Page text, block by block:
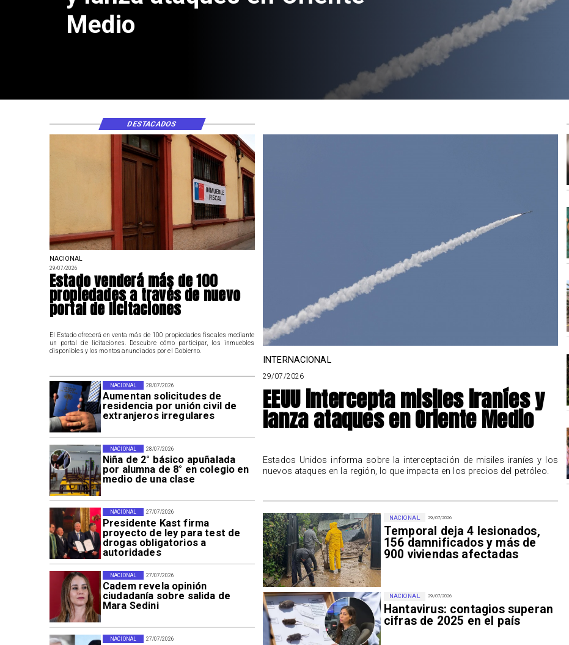
Medio
28/07/2026
Aumentan solicitudes de
residencia por unión civil de
extranjeros irregulares
NACIONAL
28/07/2026
Niña de 2° básico apuñalada
por alumna de 8° en colegio en
medio de una clase
NACIONAL
27/07/2026
Presidente Kast firma
proyecto de ley para test de
drogas obligatorios a
autoridades
NACIONAL
27/07/2026
Cadem revela opinión
ciudadanía sobre salida de
Mara Sedini
NACIONAL
27/07/2026
NACIONAL
29/07/2026
Temporal deja 4 lesionados,
156 damnificados y más de
900 viviendas afectadas
NACIONAL
29/07/2026
Hantavirus: contagios superan
cifras de 2025 en el país
NACIONAL
NACIONAL
29/07/2026
Estado venderá más de 100
propiedades a través de nuevo
portal de licitaciones
El Estado ofrecerá en venta más de 100 propiedades fiscales mediante
un portal de licitaciones. Descubre cómo participar, los inmuebles
disponibles y los montos anunciados por el Gobierno.
INTERNACIONAL
29/07/2026
EEUU intercepta misiles iraníes y
lanza ataques en Oriente Medio
Estados Unidos informa sobre la interceptación de misiles iraníes y los
nuevos ataques en la región, lo que impacta en los precios del petróleo.
DESTACADOS